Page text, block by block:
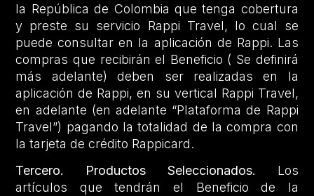
la República de Colombia que tenga cobertura
y preste su servicio Rappi Travel, lo cual se
puede consultar en la aplicación de Rappi. Las
compras que recibirán el Beneficio ( Se definirá
más adelante) deben ser realizadas en la
aplicación de Rappi, en su vertical Rappi Travel,
en adelante (en adelante “Plataforma de Rappi
Travel”) pagando la totalidad de la compra con
la tarjeta de crédito Rappicard.
Tercero. Productos Seleccionados. Los
artículos que tendrán el Beneficio de la